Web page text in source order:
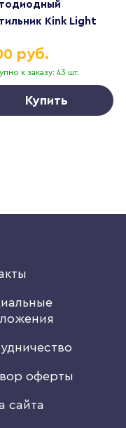
Kink Light
к заказу: 43 шт.
руб.
Купить
оферты
сайта